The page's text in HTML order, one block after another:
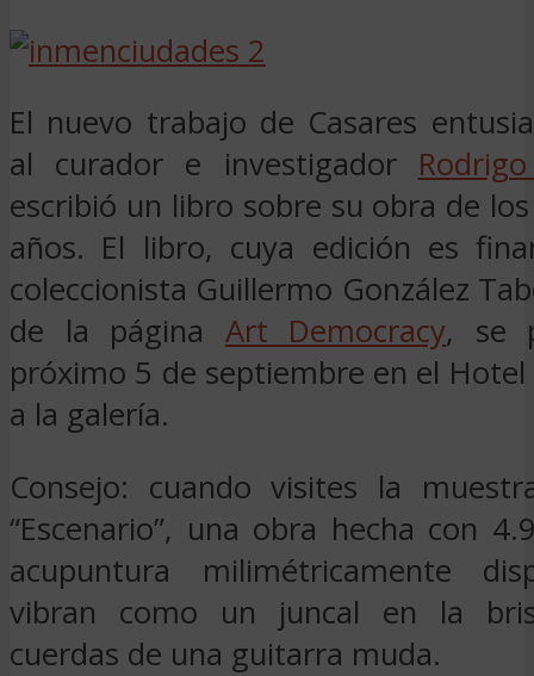
El nuevo trabajo de Casares
al curador e investigador
escribió un libro sobre su obra de
años. El libro, cuya edición es
coleccionista Guillermo González
de la página Art Democracy, se
próximo 5 de septiembre en el
a la galería.
Consejo: cuando visites la
“Escenario”, una obra hecha con
acupuntura milimétricamente
vibran como un juncal en la
cuerdas de una guitarra muda.